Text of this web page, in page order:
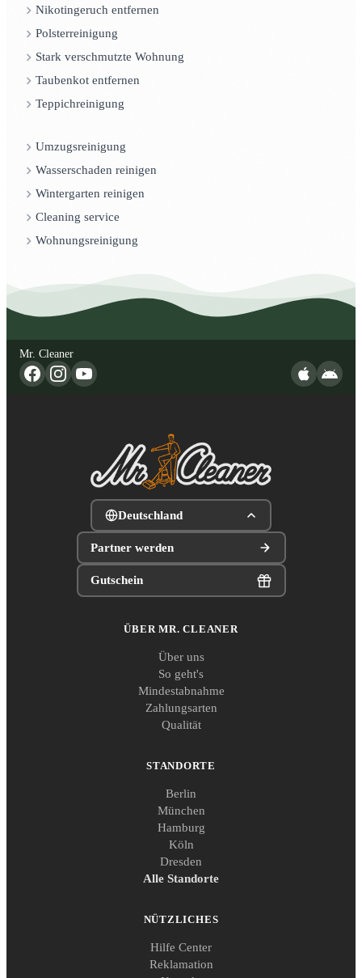
Nikotingeruch entfernen
Polsterreinigung
Stark verschmutzte Wohnung
Taubenkot entfernen
Teppichreinigung
Umzugsreinigung
Wasserschaden reinigen
Wintergarten reinigen
Cleaning service
Wohnungsreinigung
Mr. Cleaner
Deutschland
Partner werden
Gutschein
ÜBER MR. CLEANER
Über uns
So geht's
Mindestabnahme
Zahlungsarten
Qualität
STANDORTE
Berlin
München
Hamburg
Köln
Dresden
Alle Standorte
NÜTZLICHES
Hilfe Center
Reklamation